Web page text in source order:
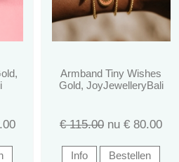
Armband Tiny Wishes
Gold, JoyJewelleryBali
€ 115.00 nu € 80.00